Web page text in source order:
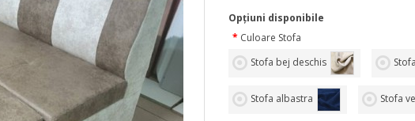
Opţiuni disponibile
Culoare Stofa
Stofa bej deschis
Stofa albastra Stofa